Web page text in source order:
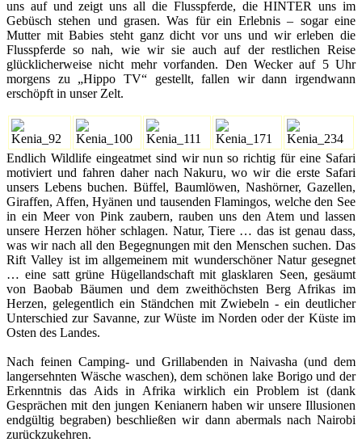
uns auf und zeigt uns all die Flusspferde, die HINTER uns im
Gebüsch stehen und grasen. Was für ein Erlebnis – sogar eine
Mutter mit Babies steht ganz dicht vor uns und wir erleben die
Flusspferde so nah, wie wir sie auch auf der restlichen Reise
glücklicherweise nicht mehr vorfanden. Den Wecker auf 5 Uhr
morgens zu „Hippo TV“ gestellt, fallen wir dann irgendwann
erschöpft in unser Zelt.
Endlich Wildlife eingeatmet sind wir nun so richtig für eine Safari
motiviert und fahren daher nach Nakuru, wo wir die erste Safari
unsers Lebens buchen. Büffel, Baumlöwen, Nashörner, Gazellen,
Giraffen, Affen, Hyänen und tausenden Flamingos, welche den See
in ein Meer von Pink zaubern, rauben uns den Atem und lassen
unsere Herzen höher schlagen. Natur, Tiere … das ist genau dass,
was wir nach all den Begegnungen mit den Menschen suchen. Das
Rift Valley ist im allgemeinem mit wunderschöner Natur gesegnet
… eine satt grüne Hügellandschaft mit glasklaren Seen, gesäumt
von Baobab Bäumen und dem zweithöchsten Berg Afrikas im
Herzen, gelegentlich ein Ständchen mit Zwiebeln - ein deutlicher
Unterschied zur Savanne, zur Wüste im Norden oder der Küste im
Osten des Landes.
Nach feinen Camping- und Grillabenden in Naivasha (und dem
langersehnten Wäsche waschen), dem schönen lake Borigo und der
Erkenntnis das Aids in Afrika wirklich ein Problem ist (dank
Gesprächen mit den jungen Kenianern haben wir unsere Illusionen
endgültig begraben) beschließen wir dann abermals nach Nairobi
zurückzukehren.